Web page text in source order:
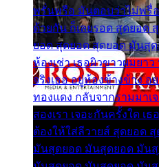
พรั่นพรือ มันตอบว่าไม่พรื่อ
ด้วยกัน ก็เลยรอด สุดยอด
ยอด สุดยอด สุดยอด มันสุ
ห้องเช่า เธอผิวขาวผมยา
จริงเธอ อยู่ห้องข้างข้าง อ
ทองแดง กลับจากรามมา
สองเรา เจอะกันครั้งใด เ
ต้องให้ใส่ลีวายส์ สุดยอด
มันสุดยอด มันสุดยอด มัน